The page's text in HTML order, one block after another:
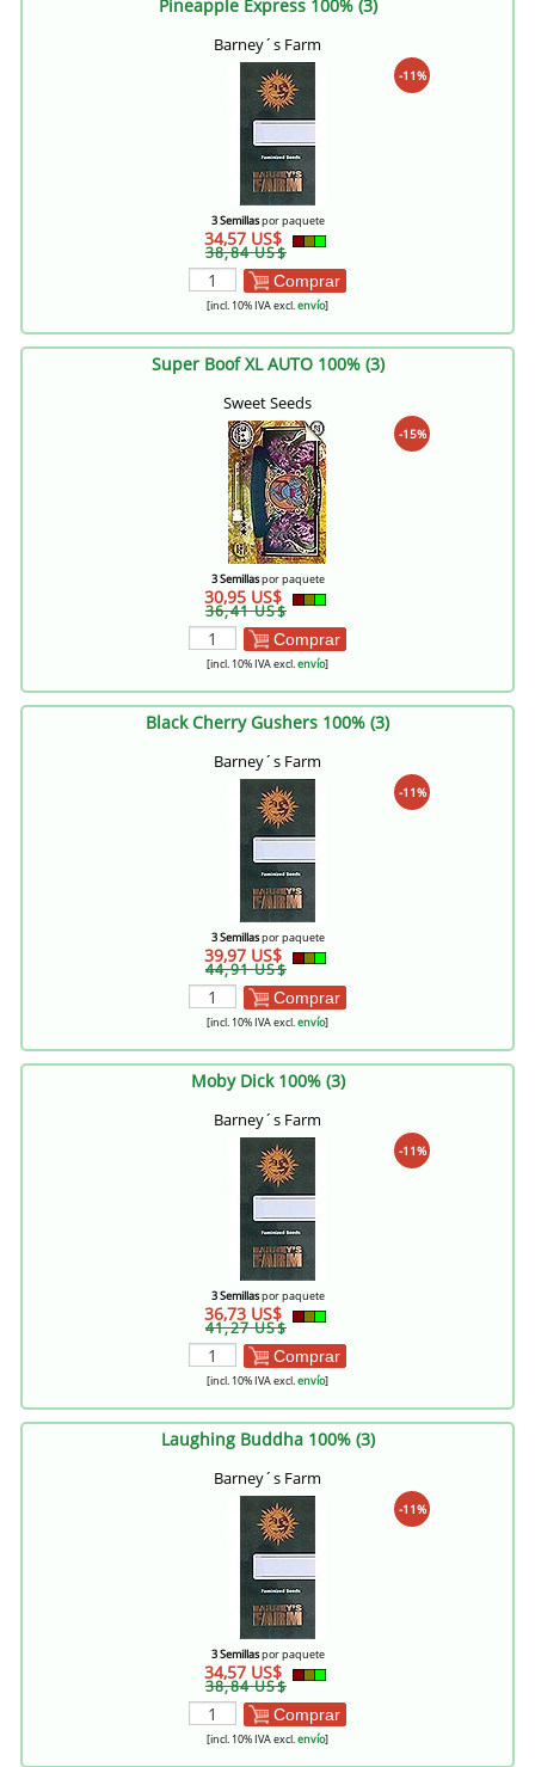
Pineapple Express 100% (3)
Barney´s Farm
-11%
3 Semillaspor paquete
34,57 US$
38,84 US$
Comprar
[incl. 10% IVA excl.envío]
Super Boof XL AUTO 100% (3)
Sweet Seeds
-15%
3 Semillaspor paquete
30,95 US$
36,41 US$
Comprar
[incl. 10% IVA excl.envío]
Black Cherry Gushers 100% (3)
Barney´s Farm
-11%
3 Semillaspor paquete
39,97 US$
44,91 US$
Comprar
[incl. 10% IVA excl.envío]
Moby Dick 100% (3)
Barney´s Farm
-11%
3 Semillaspor paquete
36,73 US$
41,27 US$
Comprar
[incl. 10% IVA excl.envío]
Laughing Buddha 100% (3)
Barney´s Farm
-11%
3 Semillaspor paquete
34,57 US$
38,84 US$
Comprar
[incl. 10% IVA excl.envío]